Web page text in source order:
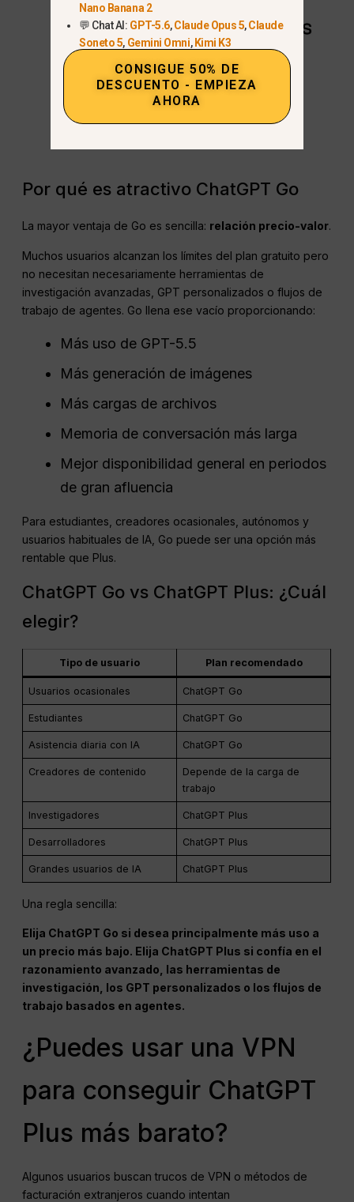
Por qué es atractivo ChatGPT Go
La mayor ventaja de Go es sencilla: relación precio-valor.
Muchos usuarios alcanzan los límites del plan gratuito pero
no necesitan necesariamente herramientas de
investigación avanzadas, GPT personalizados o flujos de
trabajo de agentes. Go llena ese vacío proporcionando:
Más uso de GPT-5.5
Más generación de imágenes
Más cargas de archivos
Memoria de conversación más larga
Mejor disponibilidad general en periodos
de gran afluencia
Para estudiantes, creadores ocasionales, autónomos y
usuarios habituales de IA, Go puede ser una opción más
rentable que Plus.
ChatGPT Go vs ChatGPT Plus: ¿Cuál
elegir?
Tipo de usuario Plan recomendado
Usuarios ocasionales ChatGPT Go
Estudiantes ChatGPT Go
Asistencia diaria con IA ChatGPT Go
Creadores de contenido
Depende de la carga de
trabajo
Investigadores ChatGPT Plus
Desarrolladores ChatGPT Plus
Grandes usuarios de IA ChatGPT Plus
Una regla sencilla:
Elija ChatGPT Go si desea principalmente más uso a
un precio más bajo. Elija ChatGPT Plus si confía en el
razonamiento avanzado, las herramientas de
investigación, los GPT personalizados o los flujos de
trabajo basados en agentes.
¿Puedes usar una VPN
para conseguir ChatGPT
Plus más barato?
Algunos usuarios buscan trucos de VPN o métodos de
facturación extranjeros cuando intentan
Nano Banana 2
💬 Chat AI: GPT-5.6,Claude Opus 5,Claude
Soneto 5, Gemini Omni, Kimi K3
CONSIGUE 50% DE
DESCUENTO - EMPIEZA
AHORA